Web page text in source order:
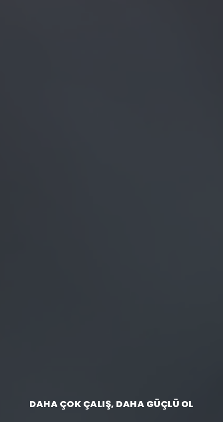
DAHA ÇOK ÇALIŞ, DAHA GÜÇLÜ OL